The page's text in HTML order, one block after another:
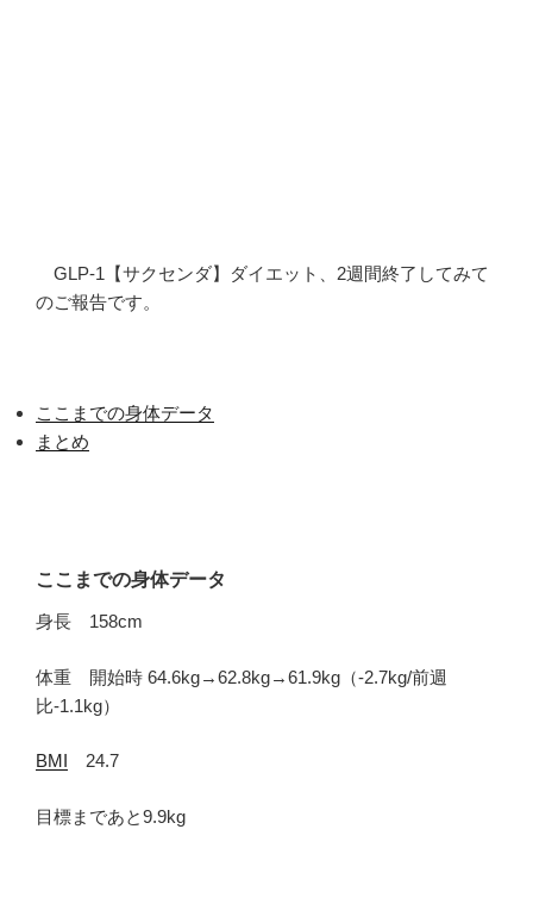
GLP-1【サクセンダ】ダイエット、2週間終了してみて
のご報告です。
ここまでの身体データ
まとめ
ここまでの身体データ
身長 158cm
体重 開始時 64.6kg→62.8kg→61.9kg（-2.7kg/前週
比-1.1kg）
BMI 24.7
目標まであと9.9kg